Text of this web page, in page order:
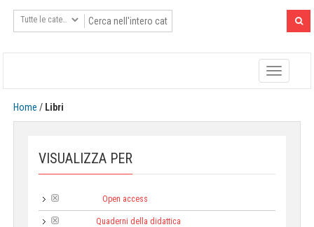
Toggle
navigation
Home / Libri
VISUALIZZA PER
Open access
Quaderni della didattica